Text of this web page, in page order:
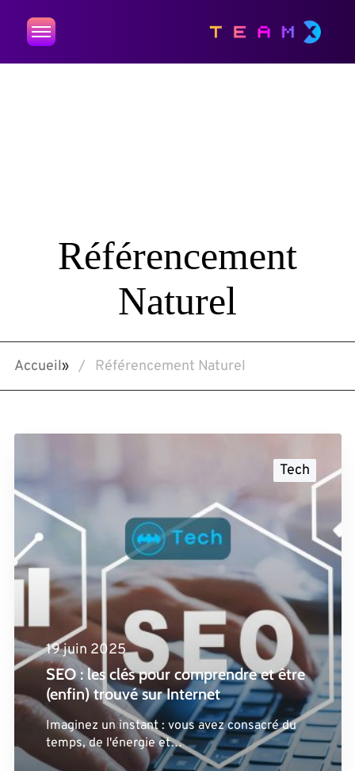
Référencement
Naturel
Accueil» Référencement Naturel
Tech
19 juin 2025
SEO : les clés pour comprendre et être
(enfin) trouvé sur Internet
Imaginez un instant : vous avez consacré du
temps, de l'énergie et…